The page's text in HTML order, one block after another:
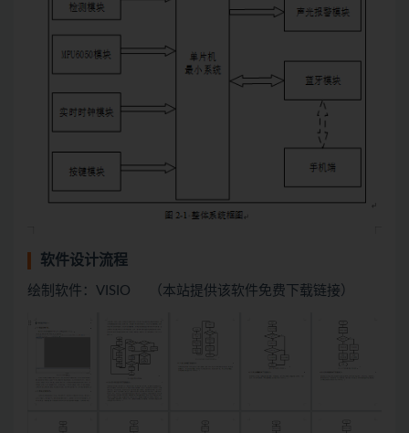
软件设计流程
绘制软件：VISIO （本站提供该软件免费下载链接）